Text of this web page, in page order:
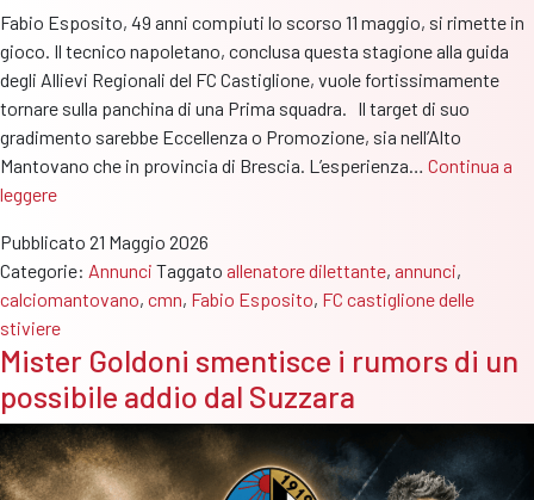
Fabio Esposito, 49 anni compiuti lo scorso 11 maggio, si rimette in
gioco. Il tecnico napoletano, conclusa questa stagione alla guida
degli Allievi Regionali del FC Castiglione, vuole fortissimamente
tornare sulla panchina di una Prima squadra. Il target di suo
gradimento sarebbe Eccellenza o Promozione, sia nell’Alto
Mantovano che in provincia di Brescia. L’esperienza… Continua a
leggereMister
Esposito
é
pronto
a
ricominciare
in
Eccellenza
o
Promozione
Pubblicato 21 Maggio 2026
Categorie: Annunci Taggato allenatore dilettante, annunci,
calciomantovano, cmn, Fabio Esposito, FC castiglione delle
stiviere
Mister Goldoni smentisce i rumors di un
possibile addio dal Suzzara